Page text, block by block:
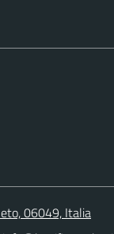
06049, Italia